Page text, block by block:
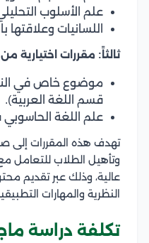
علم الأسلوب
اللسانيات وعلاقتها
ثالثاً: مقررات اختيارية
موضوع خاص في
قسم اللغة العربية).
علم اللغة
تهدف هذه المقررات إلى
وتأهيل الطلاب للتعامل
عالية، وذلك عبر تقديم
النظرية والمهارات
تكلفة دراسة